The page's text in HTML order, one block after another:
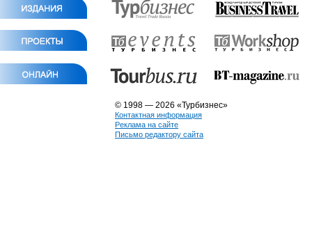
© 1998 — 2026 «Турбизнес»
Контактная информация
Реклама на сайте
Письмо редактору сайта